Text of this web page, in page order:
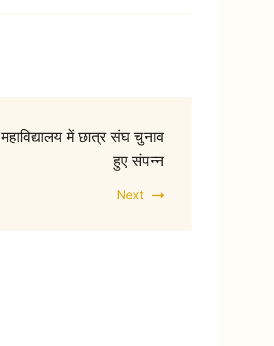
महाविद्यालय में छात्र संघ चुनाव
हुए संपन्न
Next